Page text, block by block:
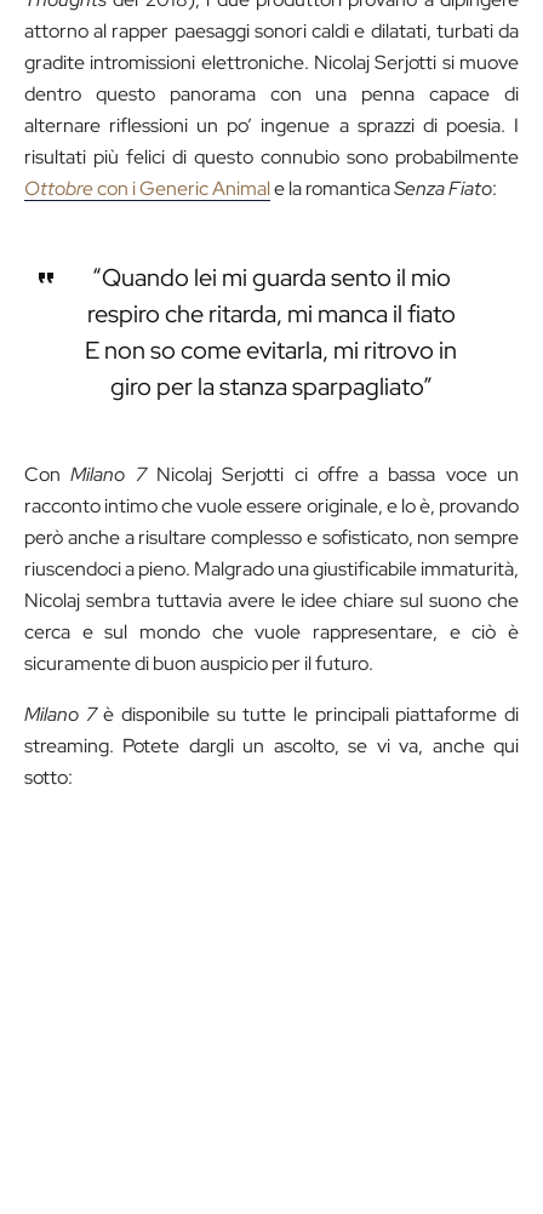
attorno al rapper paesaggi sonori caldi e dilatati, turbati da
gradite intromissioni elettroniche. Nicolaj Serjotti si muove
dentro questo panorama con una penna capace di
alternare riflessioni un po’ ingenue a sprazzi di poesia. I
risultati più felici di questo connubio sono probabilmente
Ottobrecon i Generic Animale la romanticaSenza Fiato:
“Quando lei mi guarda sento il mio
respiro che ritarda, mi manca il fiato
E non so come evitarla, mi ritrovo in
giro per la stanza sparpagliato”
ConMilano 7Nicolaj Serjotti ci offre a bassa voce un
racconto intimo che vuole essere originale, e lo è, provando
però anche a risultare complesso e sofisticato, non sempre
riuscendoci a pieno. Malgrado una giustificabile immaturità,
Nicolaj sembra tuttavia avere le idee chiare sul suono che
cerca e sul mondo che vuole rappresentare, e ciò è
sicuramente di buon auspicio per il futuro.
Milano 7è disponibile su tutte le principali piattaforme di
streaming. Potete dargli un ascolto, se vi va, anche qui
sotto: